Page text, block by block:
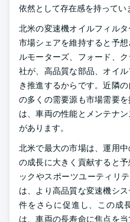
依然として存在感を持ってい
北米の変速機オイルフィル
市場シェアを維持すると予
ルモーターズ、フォード、
社が、高品質な部品、オイ
き推進するからです。近隣
の多くの需要源も市場需要
は、車両の性能とメンテナ
があります。
北米で最大の市場は、運用
の成長に大きく貢献すると
ックやスポーツユーティリ
は、より高品質な変速機シ
件をさらに促進し、この成
は、車両の長寿命に焦点を